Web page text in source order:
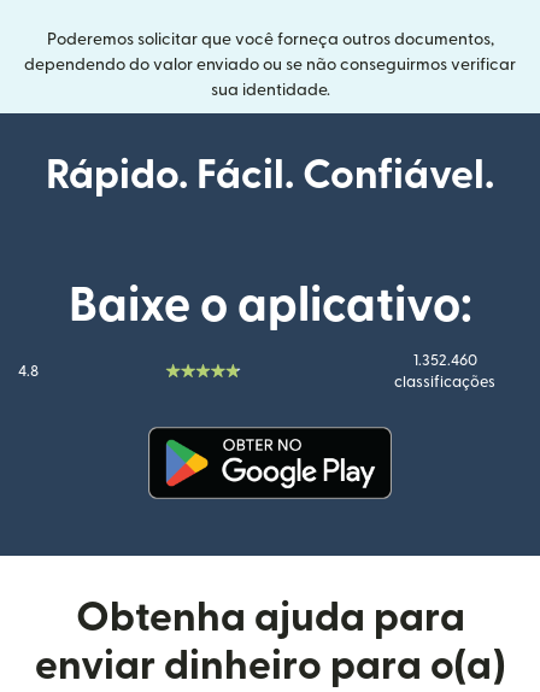
Poderemos solicitar que você forneça outros documentos,
dependendo do valor enviado ou se não conseguirmos verificar
sua identidade.
Rápido. Fácil. Confiável.
Baixe o aplicativo:
4.8
1.352.460
classificações
Obtenha ajuda para
enviar dinheiro para o(a)